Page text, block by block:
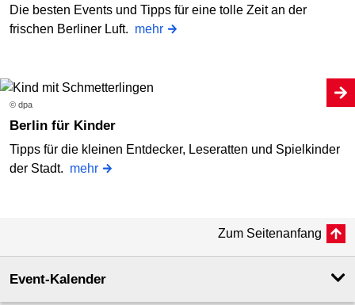
Die besten Events und Tipps für eine tolle Zeit an der
frischen Berliner Luft. mehr
© dpa
Berlin für Kinder
Tipps für die kleinen Entdecker, Leseratten und Spielkinder
der Stadt. mehr
Zum Seitenanfang
Event-Kalender